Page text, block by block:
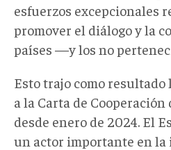
esfuerzos excepcionales
promover el diálogo y la
países —y los no
Esto trajo como
a la Carta de Cooperación
desde enero de 2024. El
un actor importante en